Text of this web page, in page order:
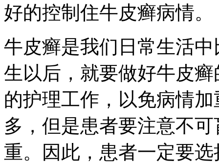
好的控制住牛皮癣病情。
牛皮癣是我们日常生活
生以后，就要做好牛皮
的护理工作，以免病情
多，但是患者要注意不
重。因此，患者一定要